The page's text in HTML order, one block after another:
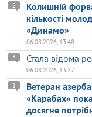
Колишній
кількості
«Динамо»
2
06.08.2026, 13:48
Стала відома
3
06.08.2026, 13:27
Ветеран
«Карабах»
досягне
1